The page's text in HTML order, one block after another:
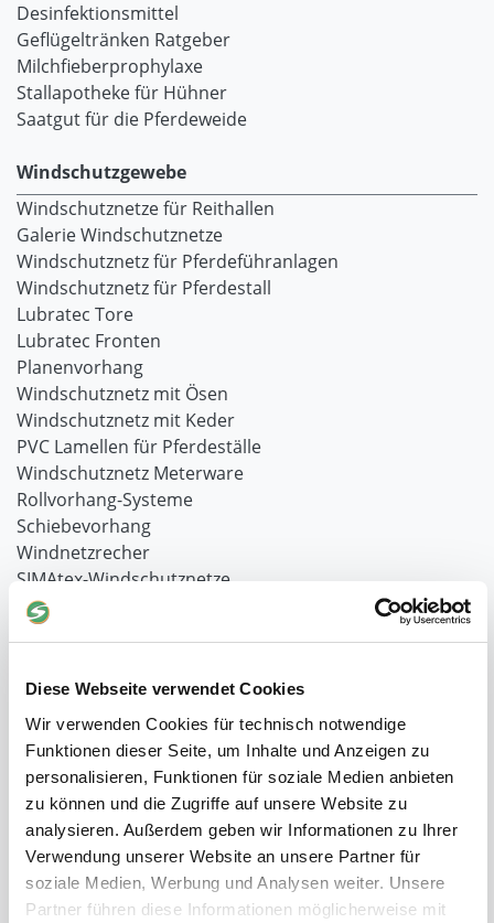
Diese Webseite verwendet Cookies
Wir verwenden Cookies für technisch notwendige
Funktionen dieser Seite, um Inhalte und Anzeigen zu
personalisieren, Funktionen für soziale Medien anbieten
zu können und die Zugriffe auf unsere Website zu
analysieren. Außerdem geben wir Informationen zu Ihrer
Verwendung unserer Website an unsere Partner für
soziale Medien, Werbung und Analysen weiter. Unsere
Partner führen diese Informationen möglicherweise mit
Desinfektionsmittel
Geflügeltränken Ratgeber
Milchfieberprophylaxe
Stallapotheke für Hühner
Saatgut für die Pferdeweide
Windschutzgewebe
Windschutznetze für Reithallen
Galerie Windschutznetze
Windschutznetz für Pferdeführanlagen
Windschutznetz für Pferdestall
Lubratec Tore
Lubratec Fronten
Planenvorhang
Windschutznetz mit Ösen
Windschutznetz mit Keder
PVC Lamellen für Pferdeställe
Windschutznetz Meterware
Rollvorhang-Systeme
Schiebevorhang
Windnetzrecher
SIMAtex-Windschutznetze
Windschutznetze für Carports und Terrassen
Schiebetor über Eck selber bauen
Planenhauben für Unterstände
Hofbedarf
Schiebetorsets
Winter und Landwirtschaft
Windschutz Schiebetor
Windschutznetz für Pferdestall
FAQ Schiebetorbau
Schiebetor selbst bauen